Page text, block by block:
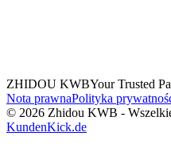
ZHIDOU KWBYour Trusted
Nota prawnaPolityka
© 2026 Zhidou KWB -
KundenKick.de